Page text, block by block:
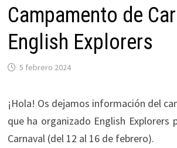
Campamento de
English Explorers
5 febrero 2024
¡Hola! Os dejamos información del
que ha organizado English Explorers
Carnaval (del 12 al 16 de febrero).